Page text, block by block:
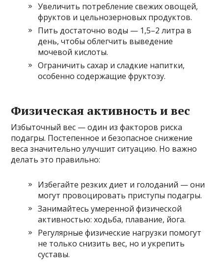
Увеличить потребление свежих овощей,
фруктов и цельнозерновых продуктов.
Пить достаточно воды — 1,5–2 литра в
день, чтобы облегчить выведение
мочевой кислоты.
Ограничить сахар и сладкие напитки,
особенно содержащие фруктозу.
Физическая активность и вес
Избыточный вес — один из факторов риска
подагры. Постепенное и безопасное снижение
веса значительно улучшит ситуацию. Но важно
делать это правильно:
Избегайте резких диет и голоданий — они
могут провоцировать приступы подагры.
Занимайтесь умеренной физической
активностью: ходьба, плавание, йога.
Регулярные физические нагрузки помогут
не только снизить вес, но и укрепить
суставы.